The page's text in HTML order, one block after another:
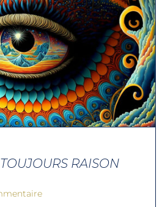
TOUJOURS RAISON